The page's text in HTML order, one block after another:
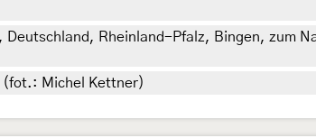
Deutschland, Rheinland-Pfalz, Bingen, zum
(fot.: Michel Kettner)